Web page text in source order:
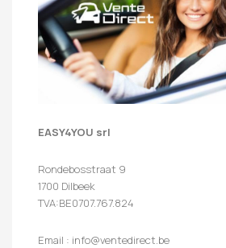
EASY4YOU srl
Rondebosstraat 9
1700 Dilbeek
TVA:BE0707.767.824
Email : info@ventedirect.be